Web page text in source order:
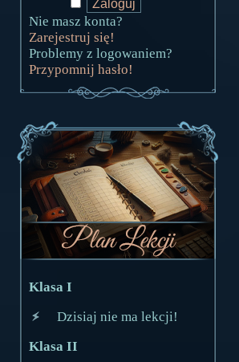
Nie masz konta?
Zarejestruj się!
Problemy z logowaniem?
Przypomnij hasło!
Klasa I
Dzisiaj nie ma lekcji!
Klasa II